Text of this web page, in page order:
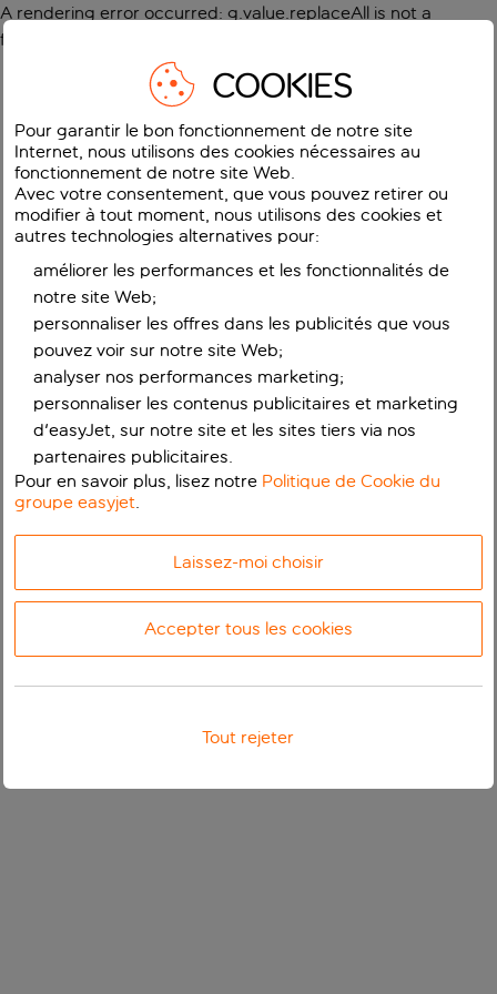
A rendering error occurred: g.value.replaceAll is not a
function
COOKIES
Pour garantir le bon fonctionnement de notre site
Internet, nous utilisons des cookies nécessaires au
fonctionnement de notre site Web.
Avec votre consentement, que vous pouvez retirer ou
modifier à tout moment, nous utilisons des cookies et
autres technologies alternatives pour:
améliorer les performances et les fonctionnalités de
notre site Web;
personnaliser les offres dans les publicités que vous
pouvez voir sur notre site Web;
analyser nos performances marketing;
personnaliser les contenus publicitaires et marketing
d'easyJet, sur notre site et les sites tiers via nos
partenaires publicitaires.
Pour en savoir plus, lisez notre Politique de Cookie du
groupe easyjet.
Laissez-moi choisir
Accepter tous les cookies
Tout rejeter